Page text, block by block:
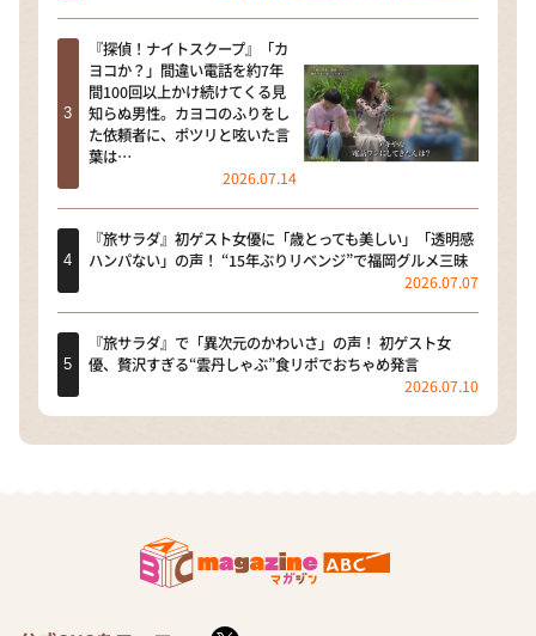
『探偵！ナイトスクープ』「カ
ヨコか？」間違い電話を約7年
間100回以上かけ続けてくる見
知らぬ男性。カヨコのふりをし
た依頼者に、ポツリと呟いた言
葉は…
2026.07.14
『旅サラダ』初ゲスト女優に「歳とっても美しい」「透明感
ハンパない」の声！ “15年ぶりリベンジ”で福岡グルメ三昧
2026.07.07
『旅サラダ』で「異次元のかわいさ」の声！ 初ゲスト女
優、贅沢すぎる“雲丹しゃぶ”食リポでおちゃめ発言
2026.07.10